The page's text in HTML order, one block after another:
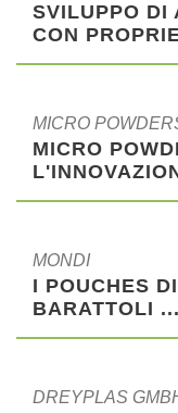
SVILUPPO DI
CON
MICRO
MICRO
MONDI
I POUCHES
BARATTOLI ...
DREYPLAS